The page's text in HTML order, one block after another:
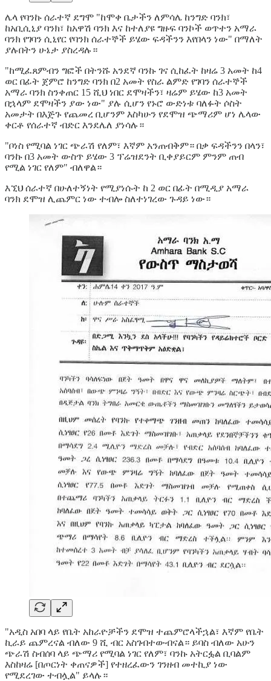
ሌላ የባንኩ ሰራተኛ ደግሞ "ከሞቀ ቤታችን ለምሳሌ ከንግድ ባንክ፣
ከአቢሲኒያ ባንክ፣ ከአዋሽ ባንክ እና ከተለያዩ ግዙፍ ባንኮች ወጥተን አማራ
ባንክ የገባን ሲኒየር የባንክ ሰራተኞች ይሄው ፍዳችንን እየበላን ነው" በማለት
ያሉበትን ሁኔታ ያስረዳሉ።
"ከሚፈጸምብን ግፎች በትንሹ አንደኛ ባንኩ ገና ሲከፈት ከዛሬ 3 አመት ከ4
ወር በፊት ጀምሮ ከንግድ ባንክ በ2 አመት የስራ ልምድ የገባን ሰራተኞች
አማራ ባንክ ስንቀጠር 15 ሺህ ነበር ደሞዛችን፣ ዛሬም ይሄው ከ3 አመት
በኋላም ደሞዛችን ያው ነው" ያሉ ሲሆን የኑሮ ውድነቱ ባለፉት ሶስት
አመታት በእጅጉ የጨመረ ቢሆንም እስካሁን የደሞዝ ጭማሪም ሆነ ሌላው
ቀርቶ የሰራተኛ ብድር እንደሌለ ያነሳሉ።
"ቦነስ የሚባል ነገር ጭራሽ የለም፣ እኛም አንጠብቅም። በቃ ፍዳችንን በላን፣
ባንኩ በ3 አመት ውስጥ ይሄው 3 ፕሬዝደንት ቢቀያይርም ምንም ጠብ
የሚል ነገር የለም" ብለዋል።
እኚህ ሰራተኛ በሁለተኝነት የሚያነሱት ከ 2 ወር በፊት በሚዲያ አማራ
ባንክ ደሞዝ ሊጨምር ነው ተብሎ ስለተነገረው ጉዳይ ነው።
"አዲስ አበባ ላይ የቤት አከራዮቻችን ደሞዝ ተጨምሮላችኋል፣ እኛም የቤት
ኪራይ ጨምረናል ብለው 9 ሺ ብር አስገብተውብናል። ይባስ ብለው አሁን
ጭራሽ ስብሰባ ላይ ጭማሪ የሚባል ነገር የለም፣ ባንኩ አትርፏል ቢባልም
እስከዛሬ [በጦርነት ቀጠናዎች] የተዘረፈውን ገንዘብ መተኪያ ነው
የሚደረገው ተብሏል" ይላሉ።